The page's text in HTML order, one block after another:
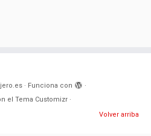
· Funciona con
·
el Tema Customizr ·
Volver arriba